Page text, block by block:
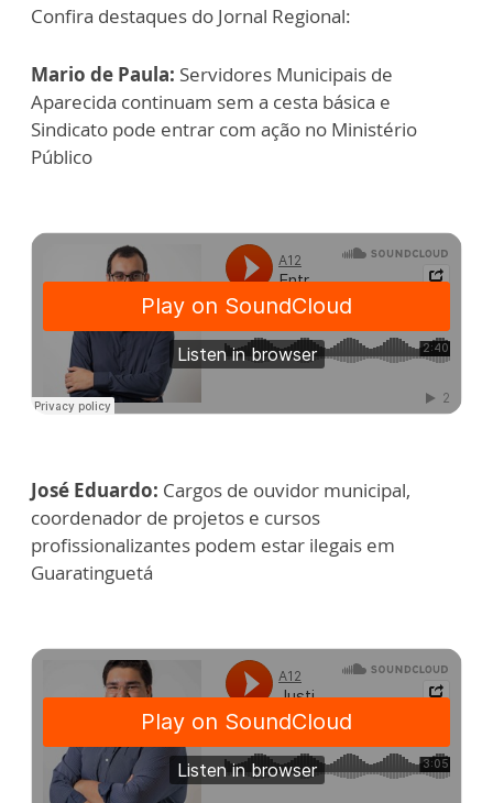
Confira destaques do Jornal Regional:
Mario de Paula: Servidores Municipais de
Aparecida continuam sem a cesta básica e
Sindicato pode entrar com ação no Ministério
Público
José Eduardo: Cargos de ouvidor municipal,
coordenador de projetos e cursos
profissionalizantes podem estar ilegais em
Guaratinguetá